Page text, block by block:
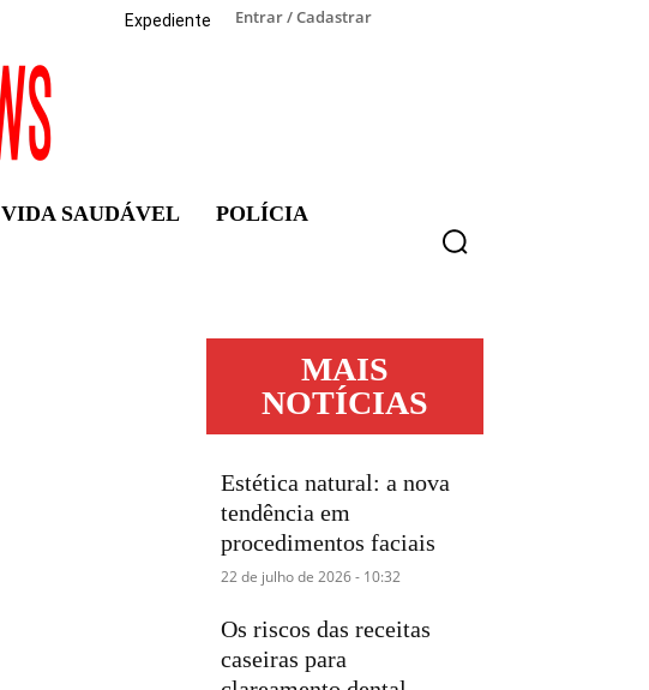
Entrar / Cadastrar
Expediente
VIDA SAUDÁVEL POLÍCIA
MAIS
NOTÍCIAS
Estética natural: a nova
tendência em
procedimentos faciais
22 de julho de 2026 - 10:32
Os riscos das receitas
caseiras para